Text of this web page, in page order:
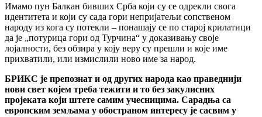
Имамо пун Балкан бивших Срба који су се одрекли свога
идентитета и који су сада гори непријатељи сопственом
народу из кога су потекли – понашају се по старој крилатици
да је „потурица гори од Турчина“ у доказивању своје
лојалности, без обзира у коју веру су прешли и које име
прихватили, или измислили ново име за народ.
БРИКС је препознат и од других народа као праведнији
нови свет којем треба тежити и то без закулисних
пројеката који штете самим учесницима. Сарадња са
европским земљама у обостраном интересу је сасвим у